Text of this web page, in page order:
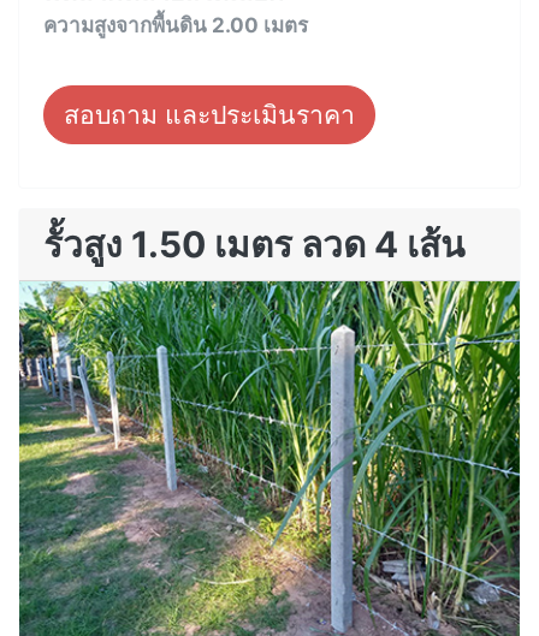
ความสูงจากพื้นดิน 2.00 เมตร
สอบถาม และประเมินราคา
รั้วสูง 1.50 เมตร ลวด 4 เส้น